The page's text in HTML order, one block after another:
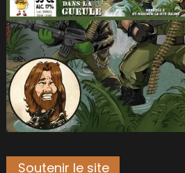
Soutenir le site